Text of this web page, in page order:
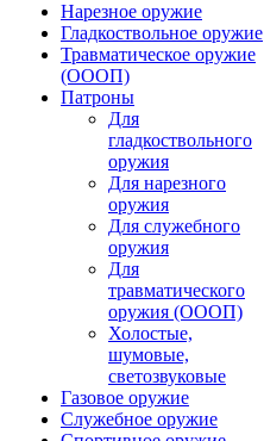
Нарезное оружие
Гладкоствольное оружие
Травматическое оружие
(ОООП)
Патроны
Для
гладкоствольного
оружия
Для нарезного
оружия
Для служебного
оружия
Для
травматического
оружия (ОООП)
Холостые,
шумовые,
светозвуковые
Газовое оружие
Служебное оружие